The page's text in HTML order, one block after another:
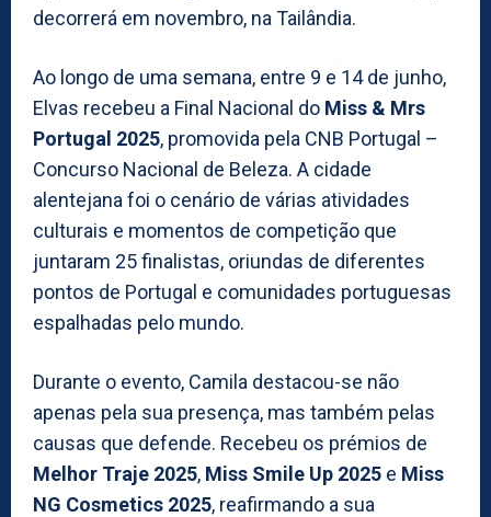
decorrerá em novembro, na Tailândia.
Ao longo de uma semana, entre 9 e 14 de junho,
Elvas recebeu a Final Nacional do Miss & Mrs
Portugal 2025, promovida pela CNB Portugal –
Concurso Nacional de Beleza. A cidade
alentejana foi o cenário de várias atividades
culturais e momentos de competição que
juntaram 25 finalistas, oriundas de diferentes
pontos de Portugal e comunidades portuguesas
espalhadas pelo mundo.
Durante o evento, Camila destacou-se não
apenas pela sua presença, mas também pelas
causas que defende. Recebeu os prémios de
Melhor Traje 2025, Miss Smile Up 2025 e Miss
NG Cosmetics 2025, reafirmando a sua